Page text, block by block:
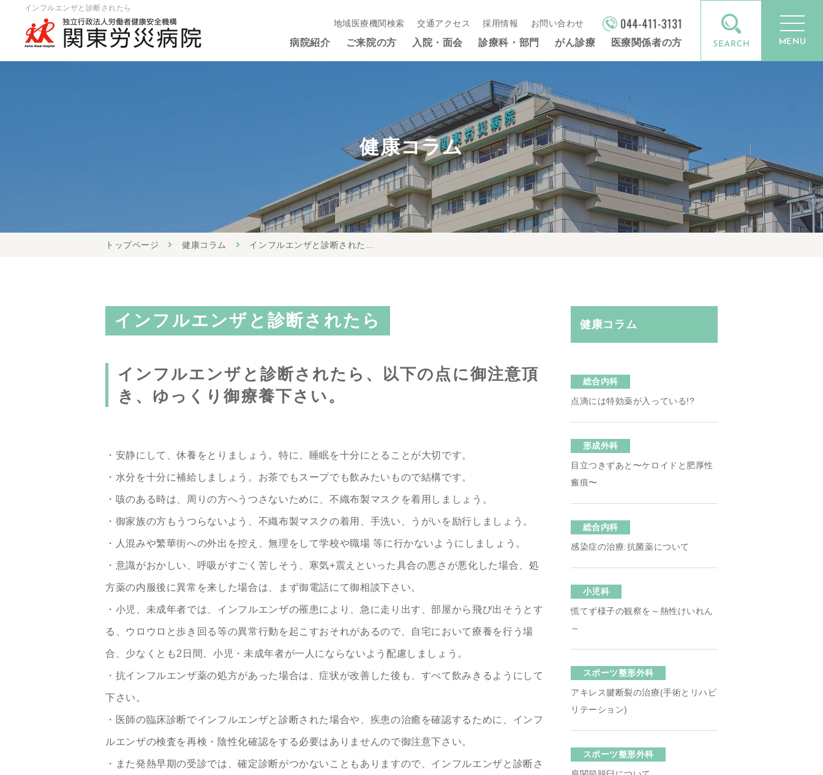
インフルエンザと診断されたら
地域医療機関検索 交通アクセス 採用情報 お問い合わせ
病院紹介 ご来院の方 入院・面会 診療科・部門 がん診療 医療関係者の方 MENU
健康コラム
トップページ 健康コラム インフルエンザと診断された...
インフルエンザと診断されたら
インフルエンザと診断されたら、以下の点に御注意頂
き、ゆっくり御療養下さい。
・安静にして、休養をとりましょう。特に、睡眠を十分にとることが大切です。
・水分を十分に補給しましょう。お茶でもスープでも飲みたいもので結構です。
・咳のある時は、周りの方へうつさないために、不織布製マスクを着用しましょう。
・御家族の方もうつらないよう、不織布製マスクの着用、手洗い、うがいを励行しましょう。
・人混みや繁華街への外出を控え、無理をして学校や職場 等に行かないようにしましょう。
・意識がおかしい、呼吸がすごく苦しそう、寒気+震えといった具合の悪さが悪化した場合、処
方薬の内服後に異常を来した場合は、まず御電話にて御相談下さい。
・小児、未成年者では、インフルエンザの罹患により、急に走り出す、部屋から飛び出そうとす
る、ウロウロと歩き回る等の異常行動を起こすおそれがあるので、自宅において療養を行う場
合、少なくとも2日間、小児・未成年者が一人にならないよう配慮しましょう。
・抗インフルエンザ薬の処方があった場合は、症状が改善した後も、すべて飲みきるようにして
下さい。
・医師の臨床診断でインフルエンザと診断された場合や、疾患の治癒を確認するために、インフ
ルエンザの検査を再検・陰性化確認をする必要はありませんので御注意下さい。
・また発熱早期の受診では、確定診断がつかないこともありますので、インフルエンザと診断さ
健康コラム
総合内科
点滴には特効薬が入っている!?
形成外科
目立つきずあと〜ケロイドと肥厚性
瘢痕〜
総合内科
感染症の治療:抗菌薬について
小児科
慌てず様子の観察を～熱性けいれん
～
スポーツ整形外科
アキレス腱断裂の治療(手術とリハビ
リテーション)
スポーツ整形外科